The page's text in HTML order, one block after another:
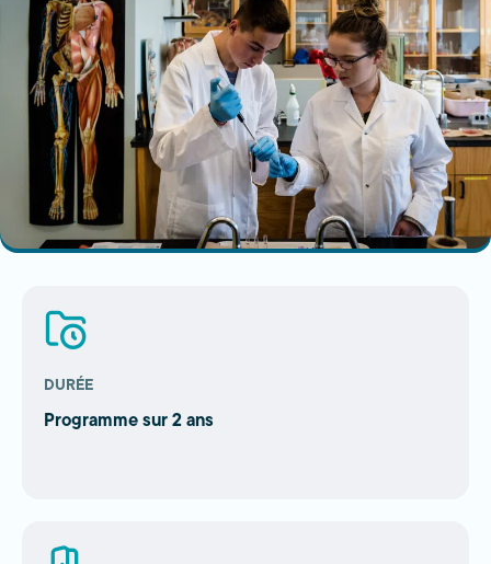
DURÉE
Programme sur 2 ans